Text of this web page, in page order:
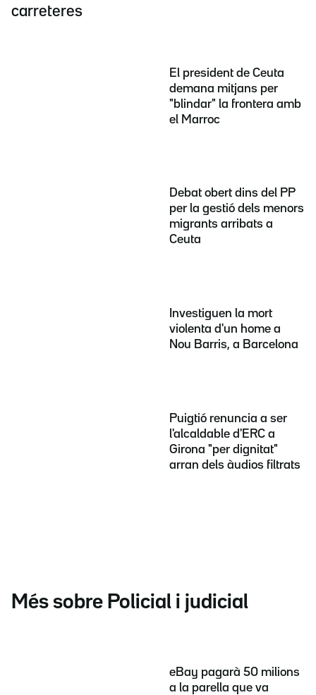
carreteres
El president de Ceuta
demana mitjans per
"blindar" la frontera amb
el Marroc
Debat obert dins del PP
per la gestió dels menors
migrants arribats a
Ceuta
Investiguen la mort
violenta d'un home a
Nou Barris, a Barcelona
Puigtió renuncia a ser
l'alcaldable d'ERC a
Girona "per dignitat"
arran dels àudios filtrats
Més sobre Policial i judicial
eBay pagarà 50 milions
a la parella que va